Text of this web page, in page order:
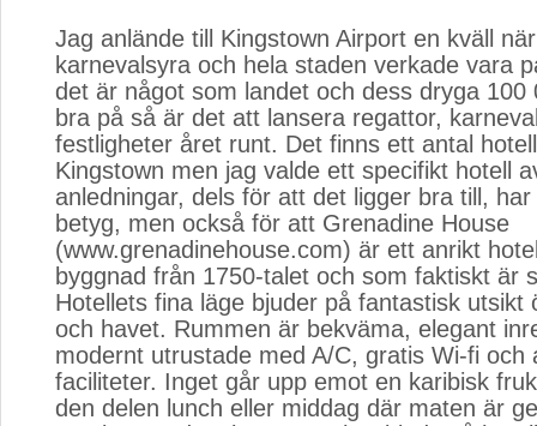
Jag anlände till Kingstown Airport en kväll
karnevalsyra och hela staden verkade vara
det är något som landet och dess dryga 100
bra på så är det att lansera regattor,
festligheter året runt. Det finns ett antal
Kingstown men jag valde ett specifikt hotell
anledningar, dels för att det ligger bra till,
betyg, men också för att Grenadine House
(www.grenadinehouse.com) är ett anrikt
byggnad från 1750-talet och som faktiskt är
Hotellets fina läge bjuder på fantastisk utsikt
och havet. Rummen är bekväma, elegant
modernt utrustade med A/C, gratis Wi-fi och
faciliteter. Inget går upp emot en karibisk
den delen lunch eller middag där maten är